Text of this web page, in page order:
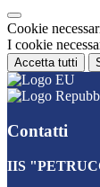
Cookie
I cookie
Accetta tutti
Contatti
IIS